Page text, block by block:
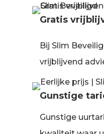
Gratis
Bij Slim
vrijblijvend
Gunstige
Gunstige